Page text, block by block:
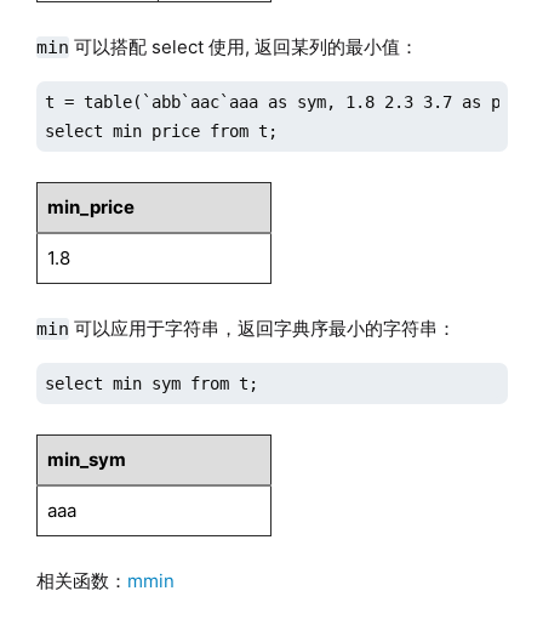
min 可以搭配 select 使用, 返回某列的最小值：
t = table(`abb`aac`aaa as sym, 1.8 2.3 3.7 as
select min price from t;
min_price
1.8
min 可以应用于字符串，返回字典序最小的字符串：
select min sym from t;
min_sym
aaa
相关函数： mmin